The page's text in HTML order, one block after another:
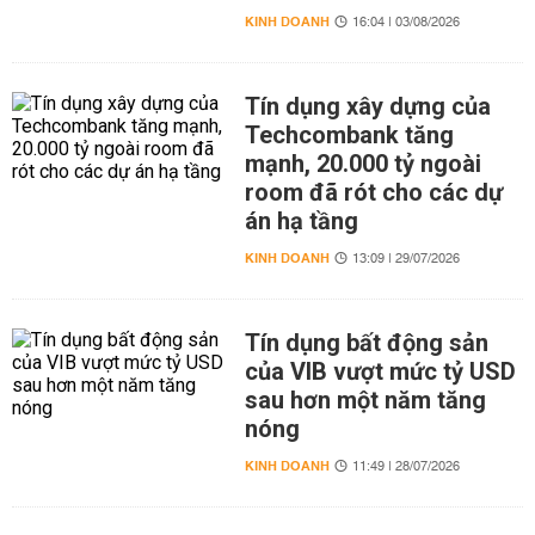
KINH DOANH 16:04 | 03/08/2026
Tín dụng xây dựng của
Techcombank tăng
mạnh, 20.000 tỷ ngoài
room đã rót cho các dự
án hạ tầng
KINH DOANH 13:09 | 29/07/2026
Tín dụng bất động sản
của VIB vượt mức tỷ USD
sau hơn một năm tăng
nóng
KINH DOANH 11:49 | 28/07/2026